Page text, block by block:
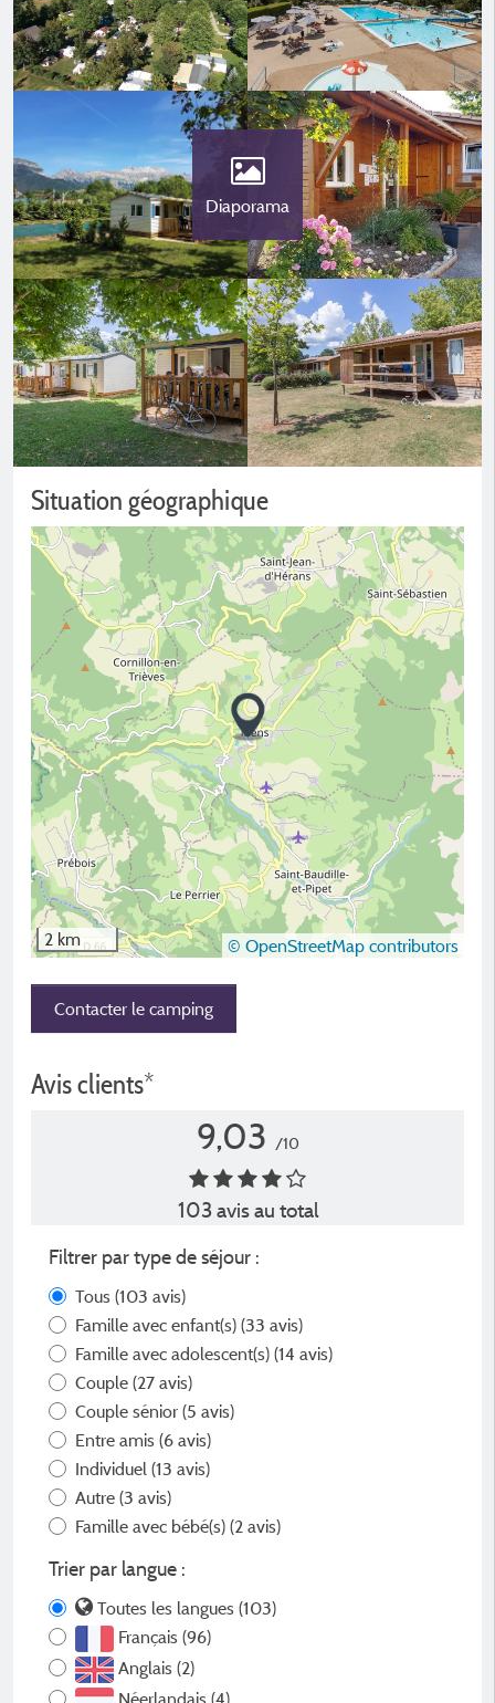
Diaporama
Situation géographique
2 km © OpenStreetMap contributors
Contacter le camping
Avis clients*
9,03 /10
103 avis au total
Filtrer par type de séjour :
Tous (103 avis)
Famille avec enfant(s) (33 avis)
Famille avec adolescent(s) (14 avis)
Couple (27 avis)
Couple sénior (5 avis)
Entre amis (6 avis)
Individuel (13 avis)
Autre (3 avis)
Famille avec bébé(s) (2 avis)
Trier par langue :
Toutes les langues (103)
Français (96)
Anglais (2)